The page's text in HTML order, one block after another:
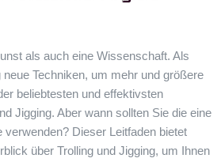
als auch eine Wissenschaft. Als
Techniken, um mehr und größere
beliebtesten und effektivsten
Jigging. Aber wann sollten Sie die eine
verwenden? Dieser Leitfaden bietet
über Trolling und Jigging, um Ihnen